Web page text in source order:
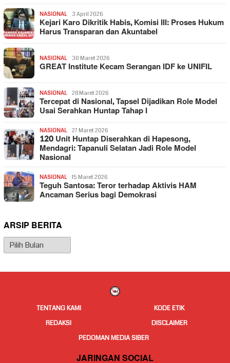
NASIONAL 3 April 2026
Kejari Karo Dikritik Habis, Komisi III: Proses Hukum
Harus Transparan dan Akuntabel
NASIONAL 30 Maret 2026
GREAT Institute Kecam Serangan IDF ke UNIFIL
NASIONAL 28 Maret 2026
Tercepat di Nasional, Tapsel Dijadikan Role Model
Usai Serahkan Huntap Tahap I
NASIONAL 27 Maret 2026
120 Unit Huntap Diserahkan di Hapesong,
Mendagri: Tapanuli Selatan Jadi Role Model
Nasional
NASIONAL 15 Maret 2026
Teguh Santosa: Teror terhadap Aktivis HAM
Ancaman Serius bagi Demokrasi
ARSIP BERITA
Arsip
Berita
TENTANG KAMI
KODE ETIK
REDAKSI
DISCLAIMER
PEDOMAN MEDIA SIBER
JARINGAN SOCIAL